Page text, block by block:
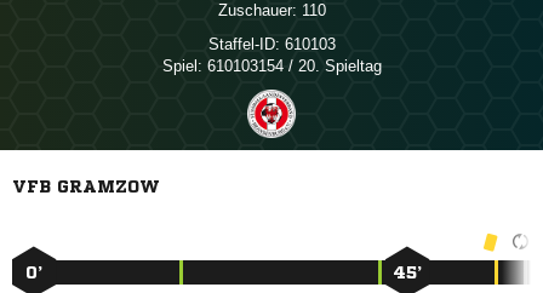
Zuschauer: 110
Staffel-ID: 610103
Spiel: 610103154 / 20. Spieltag
VFB GRAMZOW
0’ 45’